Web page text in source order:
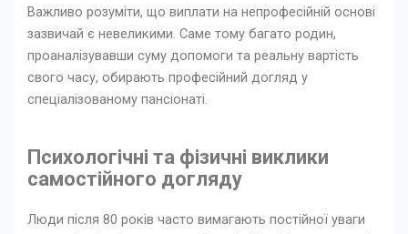
Важливо розуміти, що виплати на непрофесійній основі
зазвичай є невеликими. Саме тому багато родин,
проаналізувавши суму допомоги та реальну вартість
свого часу, обирають професійний догляд у
спеціалізованому пансіонаті.
Психологічні та фізичні виклики
самостійного догляду
Люди після 80 років часто вимагають постійної уваги